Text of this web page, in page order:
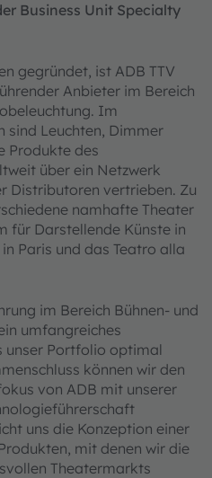
Business Unit Specialty
gegründet, ist ADB TTV
Anbieter im Bereich
Im
Leuchten, Dimmer
Produkte des
über ein Netzwerk
Distributoren vertrieben. Zu
namhafte Theater
für Darstellende Künste in
Paris und das Teatro alla
im Bereich Bühnen- und
umfangreiches
unser Portfolio optimal
können wir den
von ADB mit unserer
uns die Konzeption einer
mit denen wir die
Theatermarkts